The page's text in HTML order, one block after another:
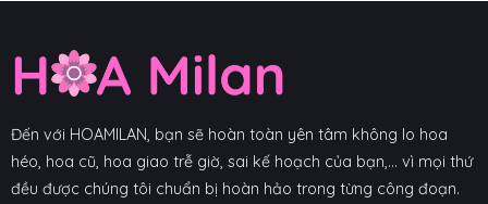
Đến với HOAMILAN, bạn sẽ hoàn toàn yên tâm không lo hoa
héo, hoa cũ, hoa giao trễ giờ, sai kế hoạch của bạn,... vì mọi thứ
đều được chúng tôi chuẩn bị hoàn hảo trong từng công đoạn.